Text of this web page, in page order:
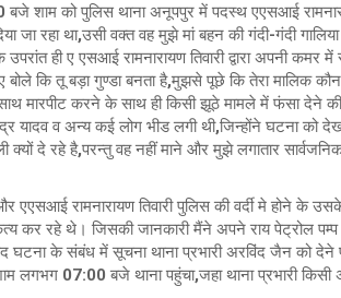
शाम को पुलिस थाना अनूपपुर में पदस्थ एएसआई
जा रहा था,उसी वक्त वह मुझे मां बहन की गंदी-गंदी
ही ए एसआई रामनारायण तिवारी द्वारा अपनी
बोले कि तू बड़ा गुण्डा बनता है,मुझसे पूछे कि तेरा मालिक
मेरे साथ मारपीट करने के साथ ही किसी झूठे मामले में फंसा
यादव व अन्य कई लोग भीड लगी थी,जिन्होंने घटना को
क्यों दे रहे है,परन्तु वह नहीं माने और मुझे लगातार
एएसआई रामनारायण तिवारी पुलिस की वर्दी मे होने के
कर रहे थे। जिसकी जानकारी मैंने अपने राय पेट्रोल पम्प
घटना के संबंध में सूचना थाना प्रभारी अरविंद जैन को देने
लगभग 07:00 बजे थाना पहुंचा,जहा थाना प्रभारी किसी